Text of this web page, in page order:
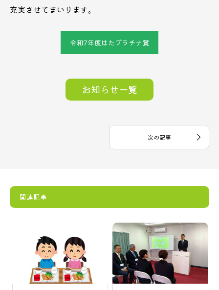
充実させてまいります。
令和7年度はたプラチナ賞
お知らせ一覧
関連記事